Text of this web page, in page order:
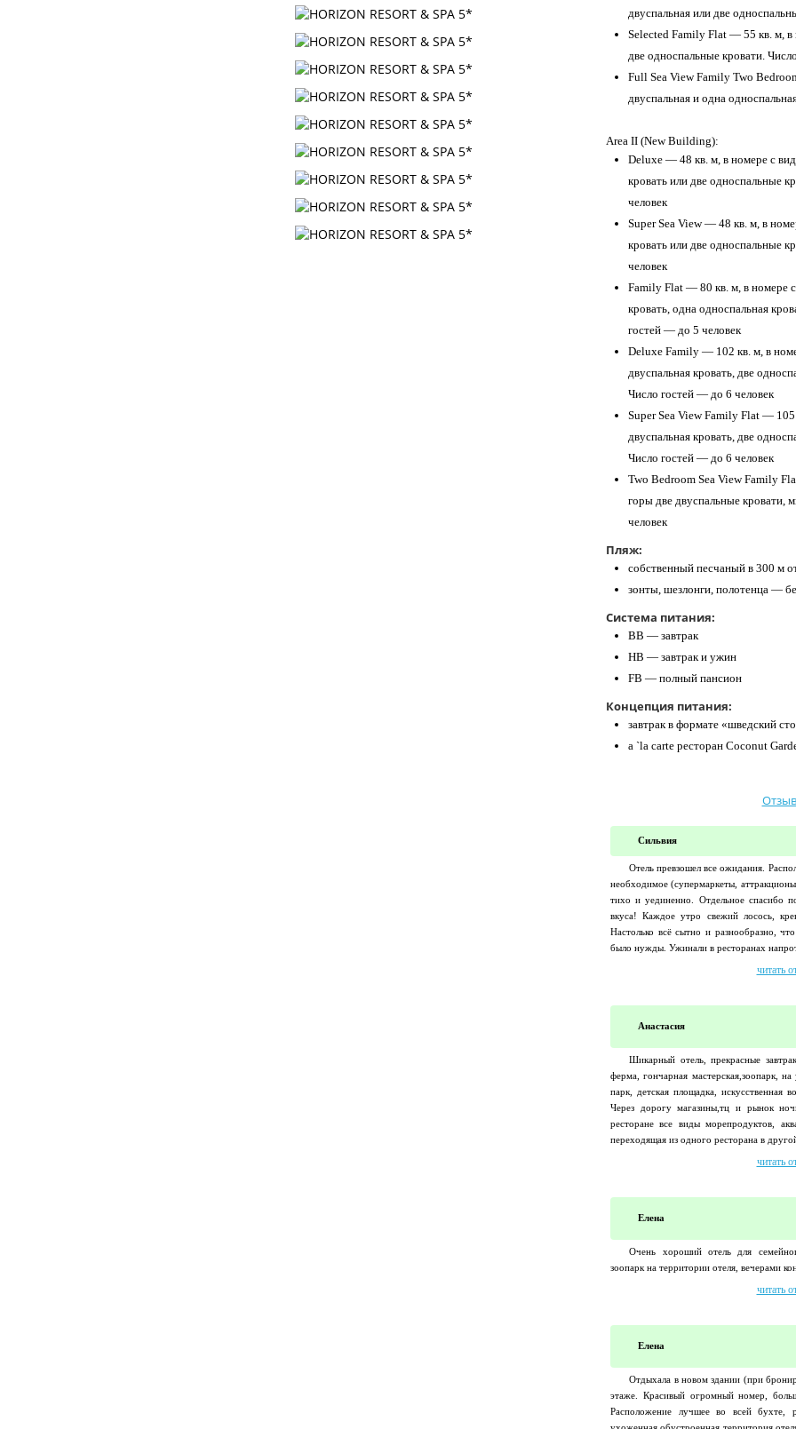
двуспальная или две
Selected Family Flat — 55 кв. м, в
две односпальные кровати.
Full Sea View Family Two
двуспальная и одна
Area II (New Building):
Deluxe — 48 кв. м, в номере c
кровать или две односпальные
человек
Super Sea View — 48 кв. м, в
кровать или две односпальные
человек
Family Flat — 80 кв. м, в номере
кровать, одна односпальная
гостей — до 5 человек
Deluxe Family — 102 кв. м, в
двуспальная кровать, две
Число гостей — до 6 человек
Super Sea View Family Flat —
двуспальная кровать, две
Число гостей — до 6 человек
Two Bedroom Sea View Family
горы две двуспальные кровати,
человек
Пляж:
собственный песчаный в 300 м
зонты, шезлонги, полотенца —
Система питания:
BB — завтрак
HB — завтрак и ужин
FB — полный пансион
Концепция питания:
завтрак в формате «шведский
a `la carte ресторан Coconut
Сильвия
Отель превзошел все ожидания.
необходимое (супермаркеты,
тихо и уединенно. Отдельное спасибо
вкуса! Каждое утро свежий лосось,
Настолько всё сытно и разнообразно,
было нужды. Ужинали в ресторанах
читать
Анастасия
Шикарный отель, прекрасные
ферма, гончарная мастерская,зоопарк,
парк, детская площадка, искусственная
Через дорогу магазины,тц и рынок
ресторане все виды морепродуктов,
переходящая из одного ресторана в
читать
Елена
Очень хороший отель для
зоопарк на территории отеля, вечерами
читать
Елена
Отдыхала в новом здании (при
этаже. Красивый огромный номер,
Расположение лучшее во всей бухте,